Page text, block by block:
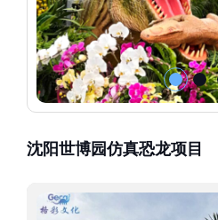
沈阳世博园仿真恐龙项目